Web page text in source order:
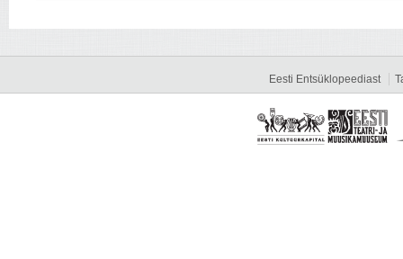
Eesti Entsüklopeediast